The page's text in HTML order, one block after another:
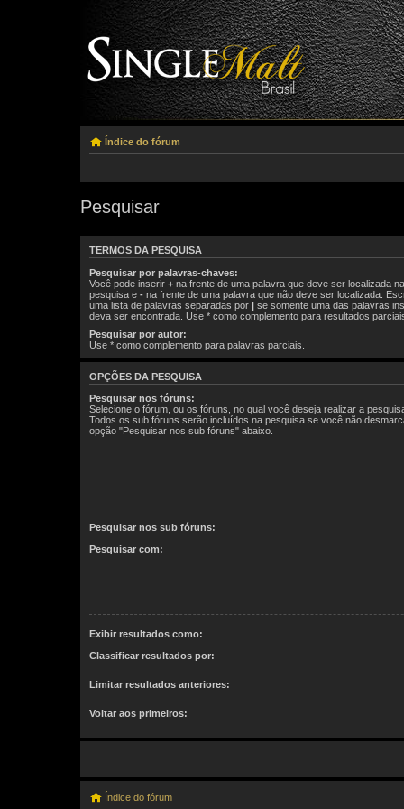
Índice do fórum
Pesquisar
TERMOS DA PESQUISA
Pesquisar por palavras-chaves:
Você pode inserir +na frente de uma palavra que deve ser localizada na
pesquisa e -na frente de uma palavra que não deve ser localizada.
uma lista de palavras separadas por |se somente uma das palavras
deva ser encontrada. Use * como complemento para resultados
Pesquisar por autor:
Use * como complemento para palavras parciais.
OPÇÕES DA PESQUISA
Pesquisar nos fóruns:
Selecione o fórum, ou os fóruns, no qual você deseja realizar a
Todos os sub fóruns serão incluídos na pesquisa se você não
opção "Pesquisar nos sub fóruns" abaixo.
Pesquisar nos sub fóruns:
Pesquisar com:
Exibir resultados como:
Classificar resultados por:
Limitar resultados anteriores:
Voltar aos primeiros:
Índice do fórum